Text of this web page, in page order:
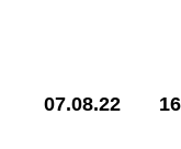
07.08.22 16